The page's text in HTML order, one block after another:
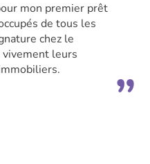
mon premier prêt
de tous les
chez le
vivement leurs